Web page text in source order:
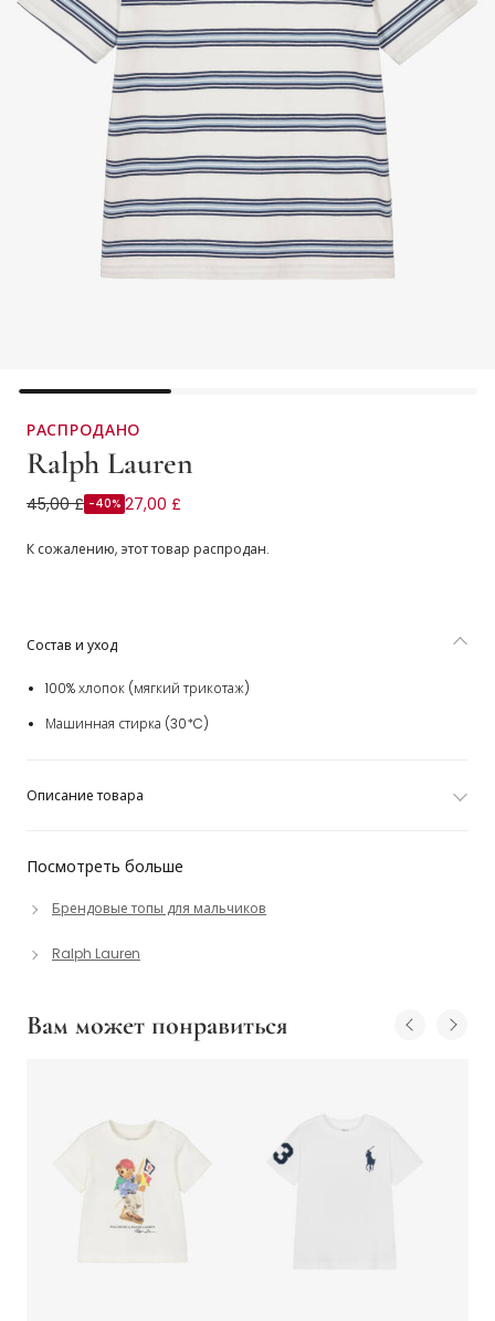
РАСПРОДАНО
Ralph Lauren
Футболка бело-синяя в полоску с логотипом пони для
45,00 £ -40% 27,00 £
К сожалению, этот товар распродан.
Посмотреть больше
Брендовые топы для мальчиков
Ralph Lauren
Состав и уход
100% хлопок (мягкий трикотаж)
Машинная стирка (30*C)
Описание товара
Вам может понравиться